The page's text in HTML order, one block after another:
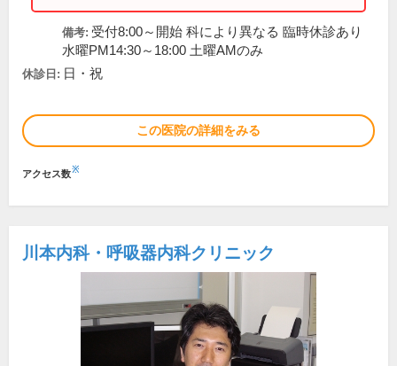
備考: 受付8:00～開始 科により異なる 臨時休診あり
水曜PM14:30～18:00 土曜AMのみ
休診日: 日・祝
この医院の詳細をみる
アクセス数※
川本内科・呼吸器内科クリニック